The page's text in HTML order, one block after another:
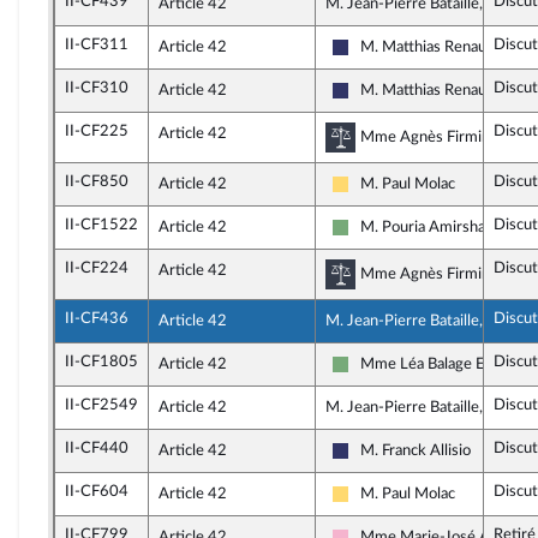
Article 42 M. Jean-Pierre Bataille,
II-CF311 Article 42
Rassemblement National
M. Matthias Renault
II-CF310 Article 42
Rassemblement National
M. Matthias Renault
II-CF225 Article 42 Commission des
Mme Agnès Firmin Le
II-CF850 Article 42
Libertés, Indépendants,
M. Paul Molac
II-CF1522 Article 42
Écologiste et Social
M. Pouria Amirshahi
II-CF224 Article 42 Commission des
Mme Agnès Firmin Le
II-CF436 Article 42 M. Jean-Pierre Bataille,
II-CF1805 Article 42
Écologiste et Social
Mme Léa Balage El
II-CF2549 Article 42 M. Jean-Pierre Bataille,
II-CF440 Article 42
Rassemblement National
M. Franck Allisio
II-CF604 Article 42
Libertés, Indépendants,
M. Paul Molac
II-CF799 Retiré